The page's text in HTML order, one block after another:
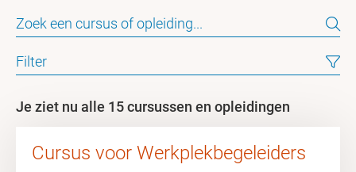
Filter
Je ziet nu alle 15 cursussen en opleidingen
Cursus voor Werkplekbegeleiders